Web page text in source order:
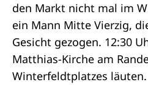
den Markt nicht mal im
ein Mann Mitte Vierzig,
Gesicht gezogen. 12:30
Matthias-Kirche am
Winterfeldtplatzes läuten.